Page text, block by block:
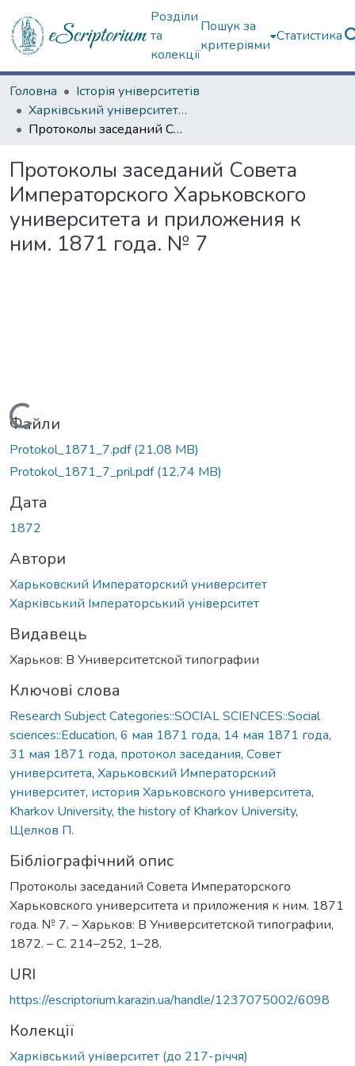
Розділи
та
колекції
Пошук за
критеріями
Статистика
Головна
Історія університетів
Харківський університет (до 217-річчя)
Протоколы заседаний Совета Императорского Харьковского университета и приложения к ним. 1871 года. № 7
Протоколы заседаний Совета
Императорского Харьковского
университета и приложения к
ним. 1871 года. № 7
Вантажиться...
Файли
Protokol_1871_7.pdf(21,08 MB)
Protokol_1871_7_pril.pdf(12,74 MB)
Дата
1872
Автори
Харьковский Императорский университет
Харківський Імператорський університет
Видавець
Харьков: В Университетской типографии
Ключові слова
Research Subject Categories::SOCIAL SCIENCES::Social
sciences::Education, 6 мая 1871 года, 14 мая 1871 года,
31 мая 1871 года, протокол заседания, Совет
университета, Харьковский Императорский
университет, история Харьковского университета,
Kharkov University, the history of Kharkov University,
Щелков П.
Бібліографічний опис
Протоколы заседаний Совета Императорского
Харьковского университета и приложения к ним. 1871
года. № 7. – Харьков: В Университетской типографии,
1872. – С. 214–252, 1–28.
URI
https://escriptorium.karazin.ua/handle/1237075002/6098
Колекції
Харківський університет (до 217-річчя)